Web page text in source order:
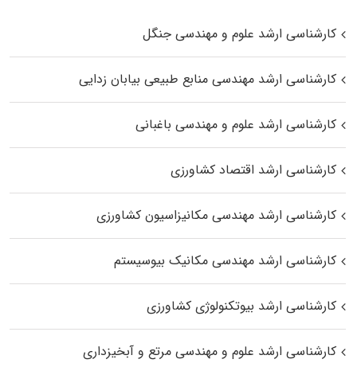
کارشناسی ارشد علوم و مهندسی جنگل
کارشناسی ارشد مهندسی منابع طبیعی بیابان زدایی
کارشناسی ارشد علوم و مهندسی باغبانی
کارشناسی ارشد اقتصاد کشاورزی
کارشناسی ارشد مهندسی مکانیزاسیون کشاورزی
کارشناسی ارشد مهندسی مکانیک بیوسیستم
کارشناسی ارشد بیوتکنولوژی کشاورزی
کارشناسی ارشد علوم و مهندسی مرتع و آبخیزداری